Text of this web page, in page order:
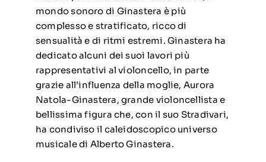
mondo sonoro di Ginastera è più
complesso e stratificato, ricco di
sensualità e di ritmi estremi. Ginastera ha
dedicato alcuni dei suoi lavori più
rappresentativi al violoncello, in parte
grazie all’influenza della moglie, Aurora
Natola-Ginastera, grande violoncellista e
bellissima figura che, con il suo Stradivari,
ha condiviso il caleidoscopico universo
musicale di Alberto Ginastera.